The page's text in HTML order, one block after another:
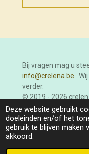
Deze website gebruikt
doeleinden en/of het
gebruik te blijven maken
akkoord.
Bij vragen mag u
info@crelena.be .
verder.
© 2019 - 2026
Powered byJouwWeb